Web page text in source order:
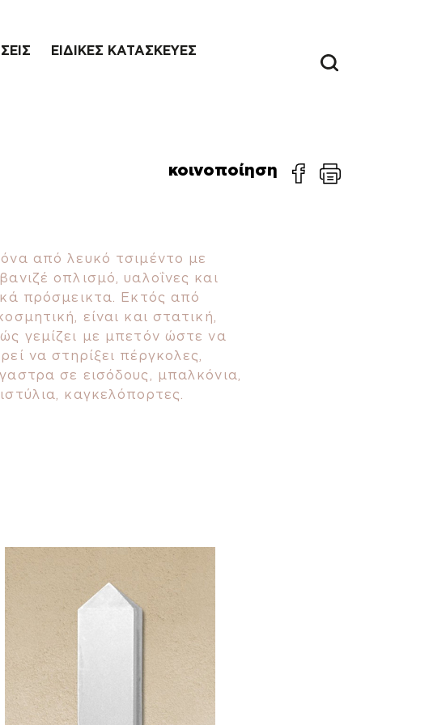
ΕΙΔΙΚΕΣ ΚΑΤΑΣΚΕΥΕΣ
κοινοποίηση
από λευκό τσιμέντο με
οπλισμό, υαλοΐνες και
πρόσμεικτα. Εκτός από
είναι και στατική,
γεμίζει με μπετόν ώστε να
να στηρίξει πέργκολες,
σε εισόδους, μπαλκόνια,
καγκελόπορτες.